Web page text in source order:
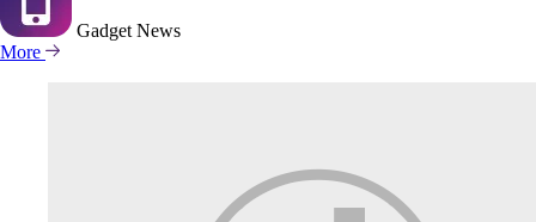
Gadget News
More